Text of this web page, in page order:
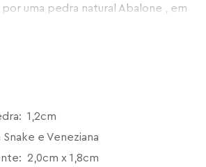
uma pedra natural Abalone , em
ser composto por duas correntes
usado de diversas maneiras, junto,
mix de outras correntes.
e atemporal, que combina com
: 1,2cm
Snake e Veneziana
: 2,0cm x 1,8cm